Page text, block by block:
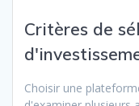
Critères de
Choisir une